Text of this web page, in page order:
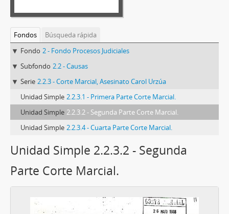
Fondos
Búsqueda rápida
Fondo 2 - Fondo Procesos Judiciales
Subfondo 2.2 - Causas
Serie 2.2.3 - Corte Marcial, Asesinato Carol Urzúa
Unidad Simple 2.2.3.1 - Primera Parte Corte Marcial.
Unidad Simple 2.2.3.2 - Segunda Parte Corte Marcial.
Unidad Simple 2.2.3.4 - Cuarta Parte Corte Marcial.
Unidad Simple 2.2.3.2 - Segunda
Parte Corte Marcial.